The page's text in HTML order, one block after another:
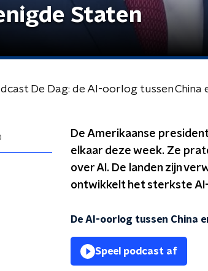
Staten
De Dag: de AI-oorlog tussen China
De Amerikaanse
elkaar deze week. Ze
over AI. De landen zijn
ontwikkelt het sterkste
De AI-oorlog tussen China
Speel podcast af